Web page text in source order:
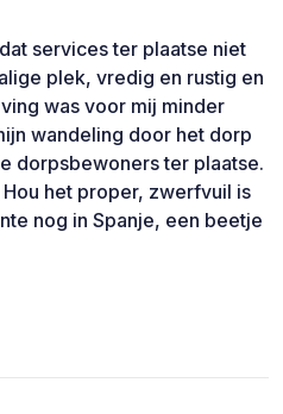
services ter plaatse niet
plek, vredig en rustig en
was voor mij minder
wandeling door het dorp
dorpsbewoners ter plaatse.
het proper, zwerfvuil is
nog in Spanje, een beetje